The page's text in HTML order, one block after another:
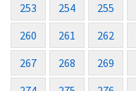
253
254 255
260
261 262
267
268 269